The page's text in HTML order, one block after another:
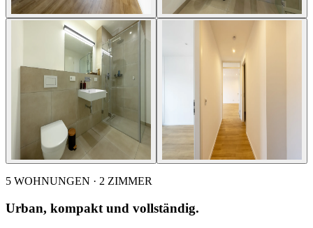
5 WOHNUNGEN · 2 ZIMMER
Urban, kompakt und vollständig.